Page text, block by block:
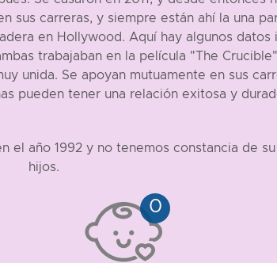
sus carreras, y siempre están ahí la una
en Hollywood. Aquí hay algunos
trabajaban en la película "The
unida. Se apoyan mutuamente en sus
pueden tener una relación exitosa y
año 1992 y no tenemos constancia de
hijos.